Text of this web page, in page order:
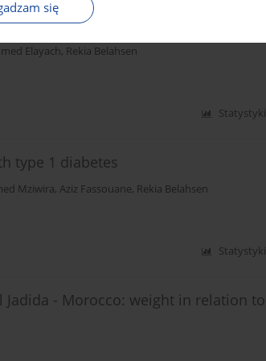
się
and implications for weight status
Elayach, Rekia Belahsen
Statystyki
type 1 diabetes
Mziwira, Aziz Fassouane, Rekia Belahsen
Statystyki
- Morocco: weight in relation to